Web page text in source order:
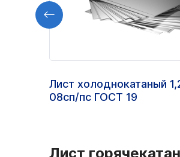
Лист холоднокатаный
08сп/пс ГОСТ 19
Лист